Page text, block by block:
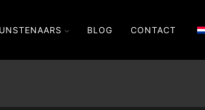
BLOG CONTACT